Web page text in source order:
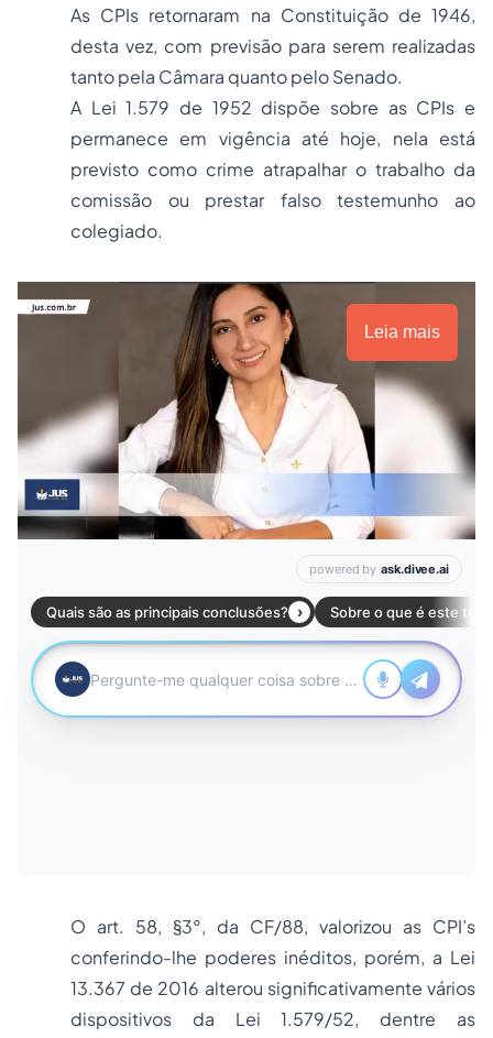
As CPIs retornaram na Constituição de 1946,
desta vez, com previsão para serem realizadas
tanto pela Câmara quanto pelo Senado.
A Lei 1.579 de 1952 dispõe sobre as CPIs e
permanece em vigência até hoje, nela está
previsto como crime atrapalhar o trabalho da
comissão ou prestar falso testemunho ao
colegiado.
Leia mais
O art. 58, §3°, da CF/88, valorizou as CPI’s
conferindo-lhe poderes inéditos, porém, a Lei
13.367 de 2016 alterou significativamente vários
dispositivos da Lei 1.579/52, dentre as